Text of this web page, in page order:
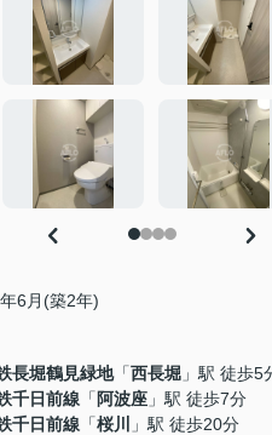
6月(築2年)
長堀鶴見緑地「西長堀 」駅 徒歩5
千日前線 「 阿波座 」駅 徒歩7分
千日前線 「桜川 」駅 徒歩20分